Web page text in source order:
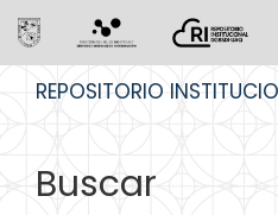
REPOSITORIO
Buscar